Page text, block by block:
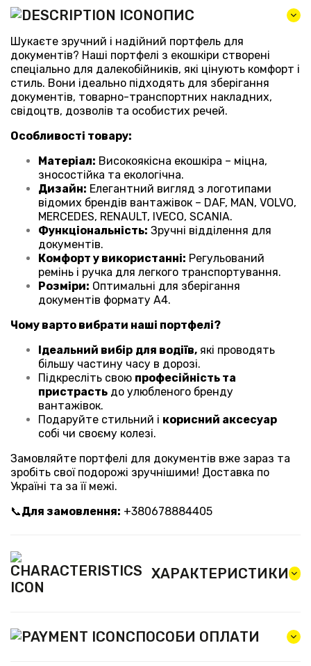
ОПИС
Шукаєте зручний і надійний портфель для
документів? Наші портфелі з екошкіри створені
спеціально для далекобійників, які цінують комфорт і
стиль. Вони ідеально підходять для зберігання
документів, товарно-транспортних накладних,
свідоцтв, дозволів та особистих речей.
Особливості товару:
Матеріал: Високоякісна екошкіра – міцна,
зносостійка та екологічна.
Дизайн: Елегантний вигляд з логотипами
відомих брендів вантажівок – DAF, MAN, VOLVO,
MERCEDES, RENAULT, IVECO, SCANIA.
Функціональність: Зручні відділення для
документів.
Комфорт у використанні: Регульований
ремінь і ручка для легкого транспортування.
Розміри: Оптимальні для зберігання
документів формату А4.
Чому варто вибрати наші портфелі?
Ідеальний вибір для водіїв, які проводять
більшу частину часу в дорозі.
Підкресліть свою професійність та
пристрасть до улюбленого бренду
вантажівок.
Подаруйте стильний і корисний аксесуар
собі чи своєму колезі.
Замовляйте портфелі для документів вже зараз та
зробіть свої подорожі зручнішими! Доставка по
Україні та за її межі.
📞Для замовлення: +380678884405
ХАРАКТЕРИСТИКИ
СПОСОБИ ОПЛАТИ